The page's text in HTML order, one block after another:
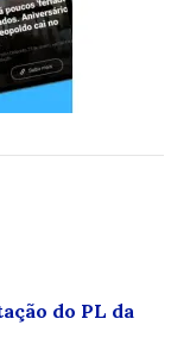
do PL da